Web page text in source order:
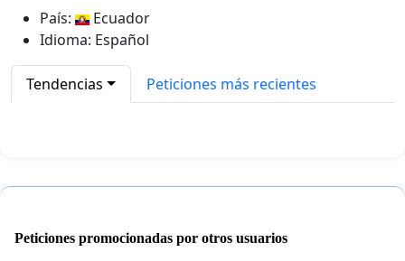
País:
Ecuador
Idioma: Español
Tendencias Peticiones más recientes
Peticiones promocionadas por otros usuarios